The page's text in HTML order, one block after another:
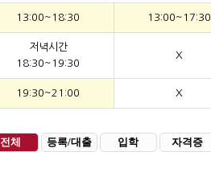
13:00~18:30 13:00~17:30
저녁시간
18:30~19:30
X
19:30~21:00 X
전체 등록/대출 입학 자격증